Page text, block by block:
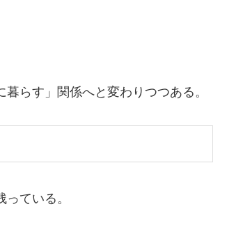
らす」関係へと変わりつつある。
ている。